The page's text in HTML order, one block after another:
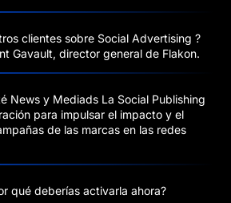
clientes sobre Social Advertising ?
Gavault, director general de Flakon.
News y Mediads La Social Publishing
para impulsar el impacto y el
de las marcas en las redes
qué deberías activarla ahora?